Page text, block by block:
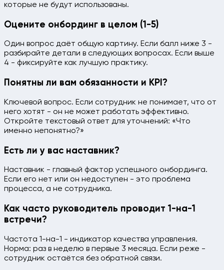
которые не будут использованы.
Оцените онбординг в целом (1-5)
Один вопрос даёт общую картину. Если балл ниже 3 -
разбирайте детали в следующих вопросах. Если выше
4 - фиксируйте как лучшую практику.
Понятны ли вам обязанности и KPI?
Ключевой вопрос. Если сотрудник не понимает, что от
него хотят - он не может работать эффективно.
Откройте текстовый ответ для уточнений: «Что
именно непонятно?»
Есть ли у вас наставник?
Наставник - главный фактор успешного онбординга.
Если его нет или он недоступен - это проблема
процесса, а не сотрудника.
Как часто руководитель проводит 1-на-1
встречи?
Частота 1-на-1 - индикатор качества управления.
Норма: раз в неделю в первые 3 месяца. Если реже -
сотрудник остаётся без обратной связи.